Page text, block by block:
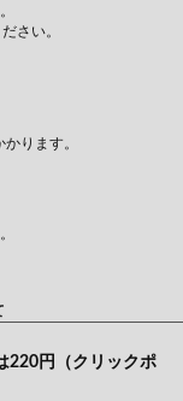
さい。
ります。
220円（クリックポ